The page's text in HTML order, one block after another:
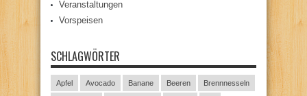
Veranstaltungen
Vorspeisen
SCHLAGWÖRTER
Apfel Avocado Banane Beeren Brennnesseln